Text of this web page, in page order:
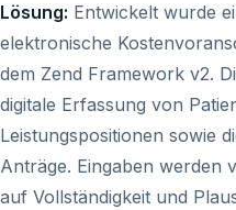
Lösung: Entwickelt wurde
elektronische
dem Zend Framework v2.
digitale Erfassung von
Leistungspositionen sowie
Anträge. Eingaben werden
auf Vollständigkeit und